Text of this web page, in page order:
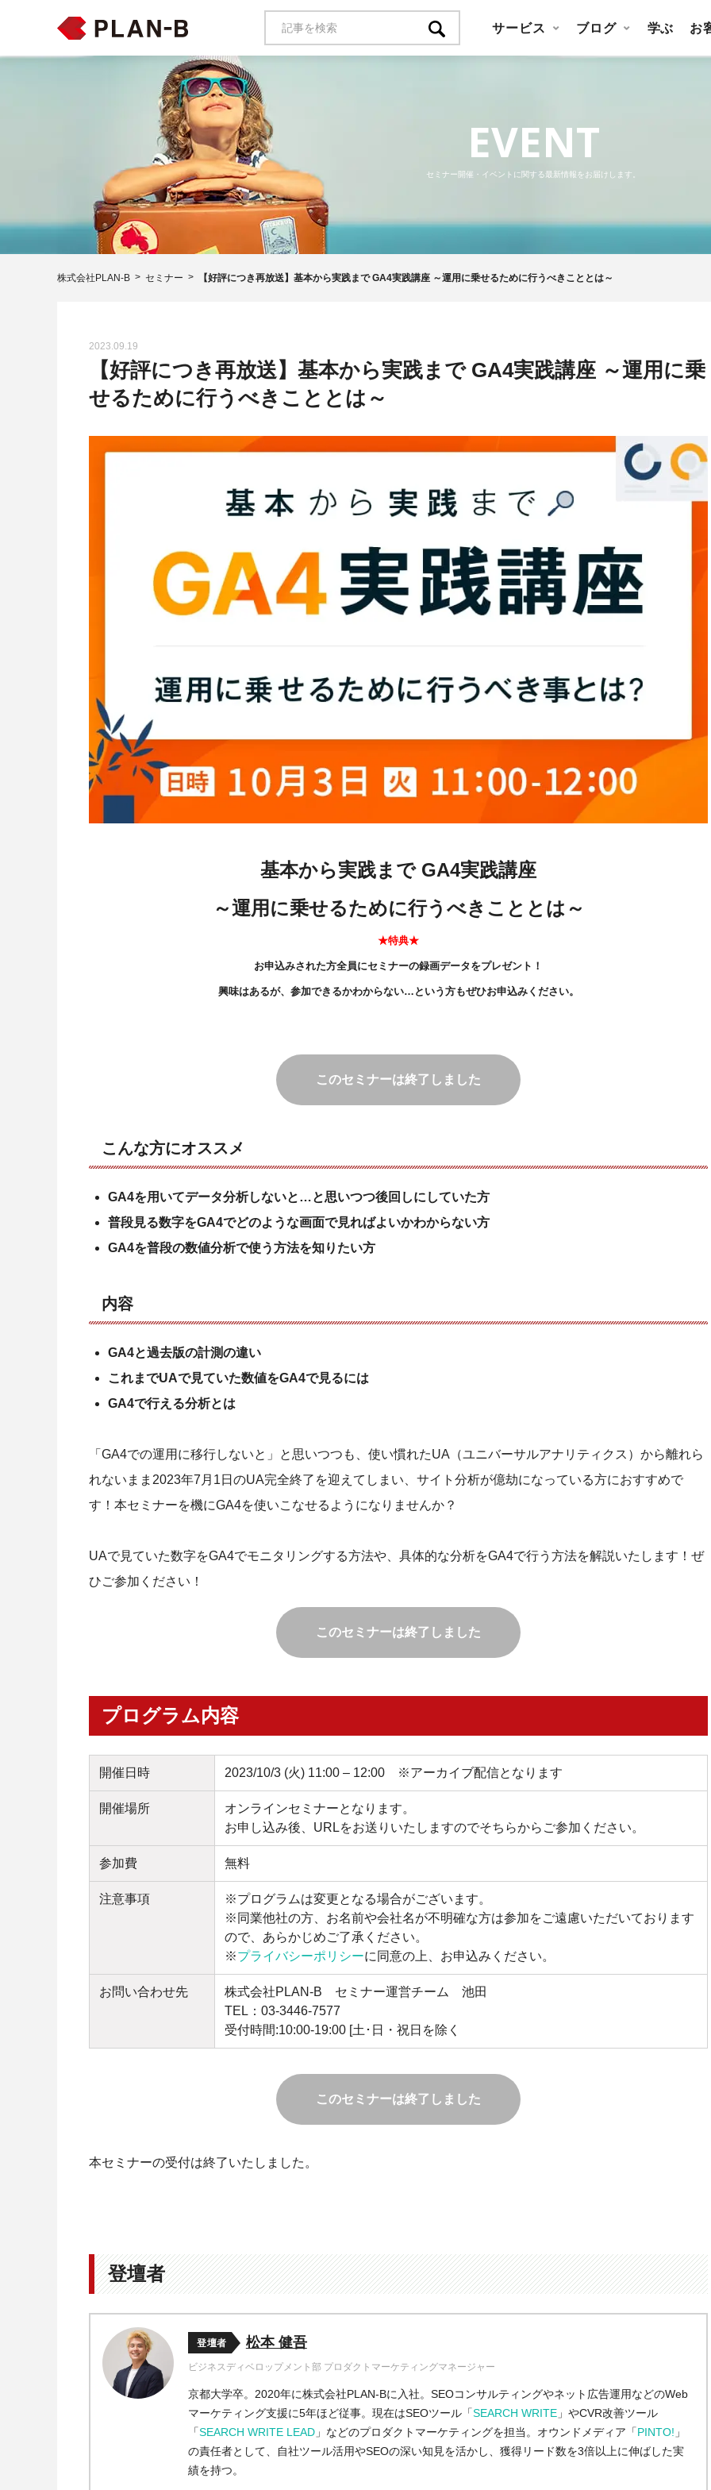
サービス ブログ 学ぶ お
EVENT
セミナー開催・イベントに関する最新情報をお届けします。
株式会社PLAN-B セミナー 【好評につき再放送】基本から実践まで GA4実践講座 ～運用に乗せるために行うべきこととは～
2023.09.19
【好評につき再放送】基本から実践まで GA4実践講座 ～運用に乗
せるために行うべきこととは～
基本から実践まで GA4実践講座
～運用に乗せるために行うべきこととは～
★特典★
お申込みされた方全員にセミナーの録画データをプレゼント！
興味はあるが、参加できるかわからない…という方もぜひお申込みください。
このセミナーは終了しました
こんな方にオススメ
GA4を用いてデータ分析しないと…と思いつつ後回しにしていた方
普段見る数字をGA4でどのような画面で見ればよいかわからない方
GA4を普段の数値分析で使う方法を知りたい方
内容
GA4と過去版の計測の違い
これまでUAで見ていた数値をGA4で見るには
GA4で行える分析とは
「GA4での運用に移行しないと」と思いつつも、使い慣れたUA（ユニバーサルアナリティクス）から離れら
れないまま2023年7月1日のUA完全終了を迎えてしまい、サイト分析が億劫になっている方におすすめで
す！本セミナーを機にGA4を使いこなせるようになりませんか？
UAで見ていた数字をGA4でモニタリングする方法や、具体的な分析をGA4で行う方法を解説いたします！ぜ
ひご参加ください！
このセミナーは終了しました
プログラム内容
開催日時 2023/10/3 (火) 11:00 – 12:00 ※アーカイブ配信となります
開催場所
オンラインセミナーとなります。
お申し込み後、URLをお送りいたしますのでそちらからご参加ください。
参加費 無料
注意事項
※プログラムは変更となる場合がございます。
※同業他社の方、お名前や会社名が不明確な方は参加をご遠慮いただいております
ので、あらかじめご了承ください。
※プライバシーポリシーに同意の上、お申込みください。
お問い合わせ先
株式会社PLAN-B セミナー運営チーム 池田
TEL：03-3446-7577
受付時間:10:00-19:00 [土･日・祝日を除く
このセミナーは終了しました
本セミナーの受付は終了いたしました。
登壇者
登壇者 松本 健吾
ビジネスディベロップメント部 プロダクトマーケティングマネージャー
京都大学卒。2020年に株式会社PLAN-Bに入社。SEOコンサルティングやネット広告運用などのWeb
マーケティング支援に5年ほど従事。現在はSEOツール「SEARCH WRITE 」やCVR改善ツール
「SEARCH WRITE LEAD 」などのプロダクトマーケティングを担当。オウンドメディア「PINTO! 」
の責任者として、自社ツール活用やSEOの深い知見を活かし、獲得リード数を3倍以上に伸ばした実
績を持つ。